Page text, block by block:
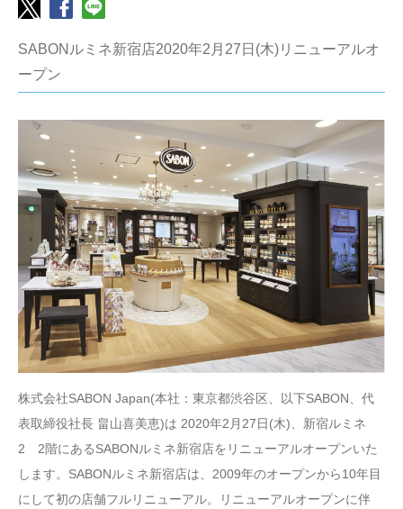
SABONルミネ新宿店2020年2月27日(木)リニューアルオ
ープン
株式会社SABON Japan(本社：東京都渋谷区、以下SABON、代
表取締役社長 畠山喜美恵)は 2020年2月27日(木)、新宿ルミネ
2 2階にあるSABONルミネ新宿店をリニューアルオープンいた
します。SABONルミネ新宿店は、2009年のオープンから10年目
にして初の店舗フルリニューアル。リニューアルオープンに伴